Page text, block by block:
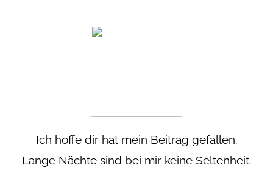
Ich hoffe dir hat mein Beitrag gefallen.
Lange Nächte sind bei mir keine Seltenheit.